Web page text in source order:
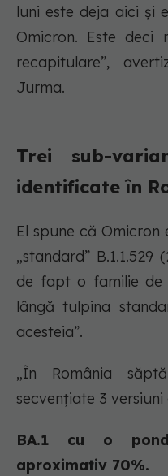
luni este deja aici și
Omicron. Este deci
recapitulare”,
Jurma.
Trei sub-
identificate în
El spune că Omicron
„standard”
de fapt o familie de
lângă tulpina
acesteia”.
„În România
secvențiate 3 versiuni
BA.1 cu o
aproximativ 70%.